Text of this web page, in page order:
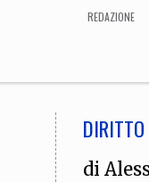
REDAZIONE
DIRITTO
di